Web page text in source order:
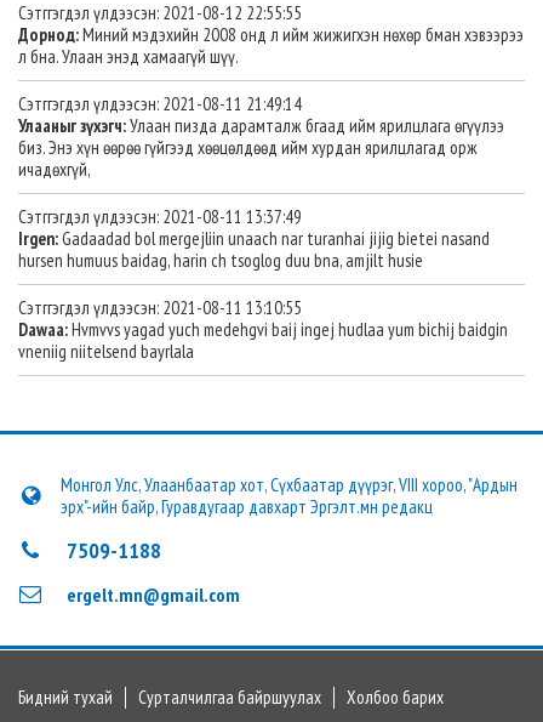
Сэтггэгдэл үлдээсэн: 2021-08-12 22:55:55
Дорнод:Миний мэдэхийн 2008 онд л ийм жижигхэн нөхөр бман хэвээрээ
л бна. Улаан энэд хамаагүй шүү.
Сэтггэгдэл үлдээсэн: 2021-08-11 21:49:14
Улааныг зүхэгч:Улаан пизда дарамталж бгаад ийм ярилцлага өгүүлээ
биз. Энэ хүн өөрөө гүйгээд хөөцөлдөөд ийм хурдан ярилцлагад орж
ичадөхгүй,
Сэтггэгдэл үлдээсэн: 2021-08-11 13:37:49
Irgen:Gadaadad bol mergejliin unaach nar turanhai jijig bietei nasand
hursen humuus baidag, harin ch tsoglog duu bna, amjilt husie
Сэтггэгдэл үлдээсэн: 2021-08-11 13:10:55
Dawaa:Hvmvvs yagad yuch medehgvi baij ingej hudlaa yum bichij baidgin
vneniig niitelsend bayrlala
Монгол Улс, Улаанбаатар хот, Сүхбаатар дүүрэг, VIII хороо, "Ардын
эрх"-ийн байр, Гуравдугаар давхарт Эргэлт.мн редакц
7509-1188
ergelt.mn@gmail.com
Бидний тухай Сурталчилгаа байршуулах Холбоо барих